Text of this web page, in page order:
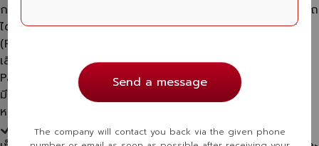
การจอดรถ ด้วยระบบเซ็นเซอร์เตือนสิ่งกีดขวางที่ช่วยให้คุณจอดรถ
ได้ง่ายขึ้น
บริการติดตั้งเซ็นเซอร์จอดรถ
เซ็นเซอร์หลัง
(Rear Parking Sensors) – เตือนระยะห่างขณะถอยหลัง พร้อม
เสียงเตือนเมื่อเข้าใกล้สิ่งกีดขวาง
เซ็นเซอร์หน้า (Front
Parking Sensors) – ป้องกันการชนด้านหน้า เหมาะสำหรับรถที่
มีหน้ารถยาวหรือขับขี่ในที่แคบ
ระบบเซ็นเซอร์พร้อมกล้องมอง
หลัง – เพิ่มกล้องช่วยถอยจอด แสดงภาพบนจอแสดงผลของรถ
ระบบแจ้งเตือนอัจฉริยะ – สามารถตั้งค่า ระดับความไวของ
Send a message
The company will contact you back via the given phone